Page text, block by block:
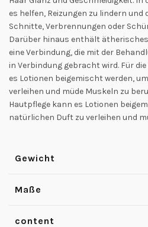
es helfen, Reizungen zu lindern und
Schnitte, Verbrennungen oder
Darüber hinaus enthält
eine Verbindung, die mit der
in Verbindung gebracht wird. Für
es Lotionen beigemischt werden,
verleihen und müde Muskeln zu
Hautpflege kann es Lotionen
natürlichen Duft zu verleihen und
Gewicht
Maße
content